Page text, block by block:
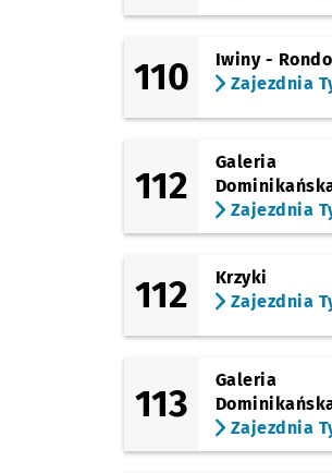
(Opolska)
Sosnowiecka
(Opolska)
Brochowska
Zajezdnia Tyska
110
Iwiny - Rondo
Zajezdnia
112
Galeria
Zajezdnia
112
Krzyki
Zajezdnia
113
Galeria
Zajezdnia